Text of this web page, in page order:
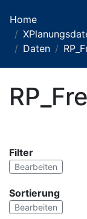
Home
Daten
Filter
Bearbeiten
Sortierung
Bearbeiten